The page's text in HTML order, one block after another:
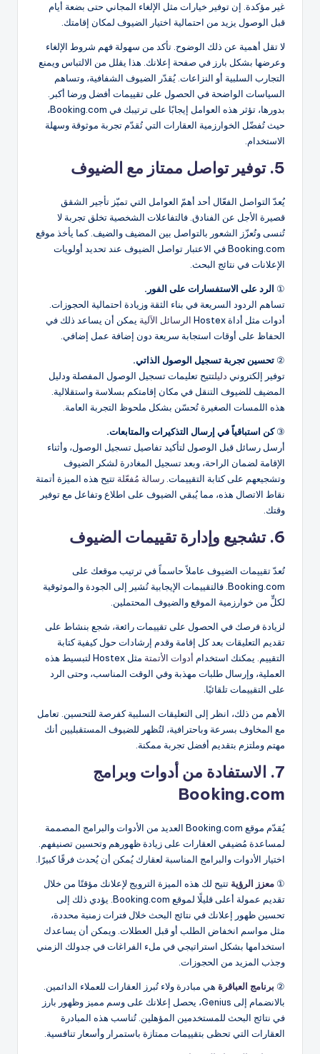
غير مؤكدة. إن توفير خيارات مثل الإلغاء المجاني حتى بضعة أيام
قبل الوصول يزيد من احتمالية اختيار الضيوف لمكان إقامتك.
لا تقل أهمية عن ذلك الوضوح. تأكد من سهولة فهم شروط الإلغاء
وعرضها بشكل بارز في صفحة إعلانك. هذا يقلل من الالتباس ويمنع
التجارب السلبية أو النزاعات. يُقدّر الضيوف الشفافية، وتساهم
السياسات الواضحة في الحصول على تقييمات أفضل ورضا أكبر.
بدورها، تؤثر هذه العوامل إيجابًا على ترتيبك في Booking.com،
حيث تُفضّل الخوارزمية العقارات التي تُقدّم تجربة موثوقة وسهلة
الاستخدام.
5. توفير تواصل ممتاز مع الضيوف
يُعدّ التواصل الفعّال أحد أهمّ العوامل التي تميّز تأجير الشقق
قصيرة الأجل عن الفنادق. فالتفاعلات الشخصية تخلق تجربة لا
تُنسى وتُعزّز الشعور بالتواصل بين المضيف والضيف. كما يأخذ موقع
Booking.com في الاعتبار تواصل الضيوف عند تحديد أولويات
الإعلانات في نتائج البحث.
① الرد على الاستفسارات على الفور.
تساهم الردود السريعة في بناء الثقة وزيادة احتمالية الحجوزات.
أدوات مثل أداة Hostex
الرسائل الآلية يمكن أن يساعد ذلك في
الحفاظ على أوقات استجابة سريعة دون إضافة عمل إضافي.
② تحسين تجربة تسجيل الوصول الذاتي.
توفير إلكتروني دليلتتيح تعليمات تسجيل الوصول المفصلة ودليل
المضيف للضيوف التنقل في مكان إقامتكم بسلاسة واستقلالية.
هذه اللمسات الصغيرة تُحسّن بشكل ملحوظ التجربة العامة.
③كن استباقياً في إرسال التذكيرات والمتابعات.
أرسل رسائل قبل الوصول لتأكيد تفاصيل تسجيل الوصول، وأثناء
الإقامة لضمان الراحة، وبعد تسجيل المغادرة لشكر الضيوف
وتشجيعهم على كتابة التقييمات. رسالة مُفعّلة تتيح هذه الميزة أتمتة
نقاط الاتصال هذه، مما يُبقي الضيوف على اطلاع وتفاعل مع توفير
وقتك.
6. تشجيع وإدارة تقييمات الضيوف
تُعدّ تقييمات الضيوف عاملاً حاسماً في ترتيب موقعك على
Booking.com. فالتقييمات الإيجابية تُشير إلى الجودة والموثوقية
لكلٍّ من خوارزمية الموقع والضيوف المحتملين.
لزيادة فرصك في الحصول على تقييمات رائعة، شجع بنشاط على
تقديم التعليقات بعد كل إقامة وقدم إرشادات حول كيفية كتابة
التقييم. يمكنك استخدام أدوات الأتمتة
مثل Hostex لتبسيط هذه
العملية، وإرسال طلبات مهذبة وفي الوقت المناسب، وحتى الرد
على التقييمات تلقائيًا.
الأهم من ذلك، انظر إلى التعليقات السلبية كفرصة للتحسين. تعامل
مع المخاوف بسرعة وباحترافية، لتُظهر للضيوف المستقبليين أنك
مهتم وملتزم بتقديم أفضل تجربة ممكنة.
7. الاستفادة من أدوات وبرامج
Booking.com
يُقدّم موقع Booking.com العديد من الأدوات والبرامج المصممة
لمساعدة مُضيفي العقارات على زيادة ظهورهم وتحسين تصنيفهم.
اختيار الأدوات والبرامج المناسبة لعقارك يُمكن أن يُحدث فرقًا كبيرًا.
① معزز الرؤية تتيح لك هذه الميزة الترويج لإعلانك مؤقتًا من خلال
تقديم عمولة أعلى قليلًا لموقع Booking.com. يؤدي ذلك إلى
تحسين ظهور إعلانك في نتائج البحث خلال فترات زمنية محددة،
مثل مواسم انخفاض الطلب أو قبل العطلات. ويمكن أن يساعدك
استخدامها بشكل استراتيجي في ملء الفراغات في جدولك الزمني
وجذب المزيد من الحجوزات.
② برنامج العباقرة هي مبادرة ولاء تُبرز العقارات للعملاء الدائمين.
بالانضمام إلى Genius، يحصل إعلانك على وسم مميز وظهور بارز
في نتائج البحث للمستخدمين المؤهلين. تُناسب هذه المبادرة
العقارات التي تحظى بتقييمات ممتازة باستمرار وأسعار تنافسية.